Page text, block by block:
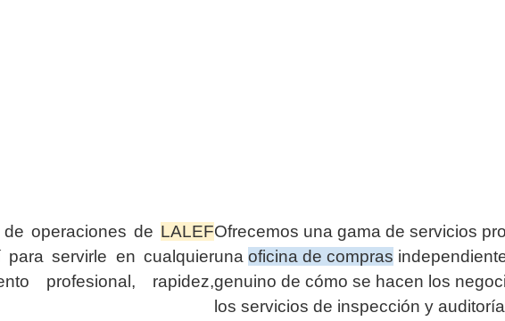
operaciones de LALEF
servirle en cualquier
profesional, rapidez,
Ofrecemos una gama de servicios
una oficina de compras
genuino de cómo se hacen los
los servicios de inspección y